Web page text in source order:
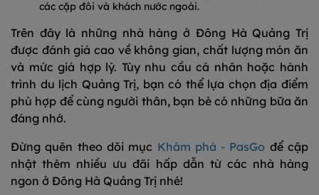
các cặp đôi và khách nước ngoài.
Trên đây là những nhà hàng ở Đông Hà Quảng Trị
được đánh giá cao về không gian, chất lượng món ăn
và mức giá hợp lý. Tùy nhu cầu cá nhân hoặc hành
trình du lịch Quảng Trị, bạn có thể lựa chọn địa điểm
phù hợp để cùng người thân, bạn bè có những bữa ăn
đáng nhớ.
Đừng quên theo dõi mục Khám phá - PasGo để cập
nhật thêm nhiều ưu đãi hấp dẫn từ các nhà hàng
ngon ở Đông Hà Quảng Trị nhé!